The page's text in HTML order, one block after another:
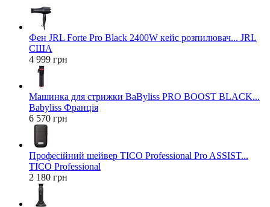
Фен JRL Forte Pro Black 2400W кейс розпилювач... JRL
США
4 999 грн
Машинка для стрижки BaByliss PRO BOOST BLACK...
Babyliss Франція
6 570 грн
Професійний шейвер TICO Professional Pro ASSIST...
TICO Professional
2 180 грн